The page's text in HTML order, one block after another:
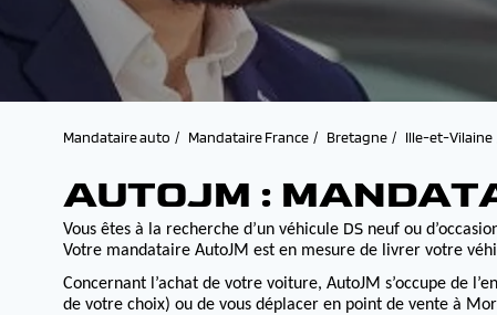
Mandataire auto Mandataire France Bretagne Ille-et-Vilaine
AUTOJM :
Vous êtes à la recherche d’un véhicule DS neuf ou
Votre mandataire AutoJM est en mesure de livrer votre
Concernant l’achat de votre voiture, AutoJM s’occupe de
de votre choix) ou de vous déplacer en point de vente à